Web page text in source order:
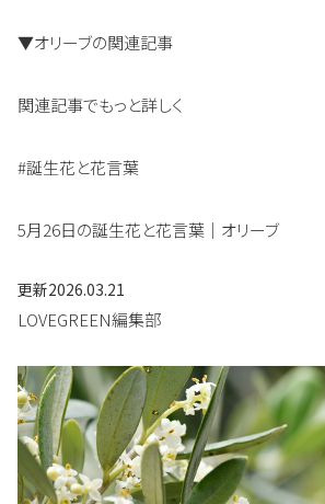
▼オリーブの関連記事
関連記事でもっと詳しく
#誕生花と花言葉
5月26日の誕生花と花言葉｜オリーブ
更新2026.03.21
LOVEGREEN編集部